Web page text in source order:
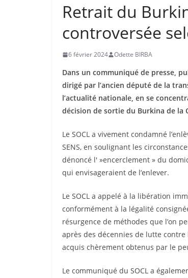
Retrait du
controversée
6 février 2024 Odette BIRBA
Dans un communiqué de presse,
dirigé par l’ancien député de la
l’actualité nationale, en se
décision de sortie du Burkina de la
Le SOCL a vivement condamné
SENS, en soulignant les
dénoncé l' »encerclement » du
qui envisageraient de l’enlever.
Le SOCL a appelé à la libération
conformément à la légalité
résurgence de méthodes que l’on
après des décennies de lutte
acquis chèrement obtenus par le
Le communiqué du SOCL a